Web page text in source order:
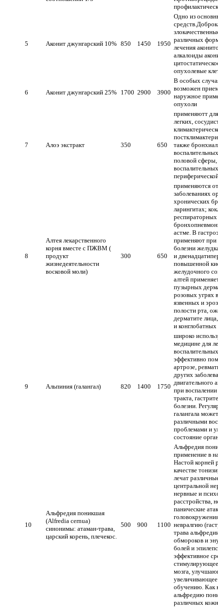
5 Аконит джунгарский 10% 850 1450 1950
Одно из
различных
лечения
алкалоиды
опухолевые
6 Аконит джунгарский 25% 1700 2900 3900
В особых
возможен
наружное
опухоли
7 Алоэ экстракт 350 650
применяютт
легких,
также
половой
8
Алтея лекарственного
корня вместе с ПЖВМ (
продукт
жизнедеятельности
восковой моли)
300 650
применяются
заболеваниях
хронических
ларингитах;
респираторных
астме. В
применяют при
болезни
и
повышенной
желудочного
алтей
пузырных
розовых угрях
язвенных и
полости рта,
дерматите
и конглобатных
9 Альпиния (галангал) 820 1400 1750
широко
медицине для
эффективно
артрозе,
других
двигательного
при
тракта,
болезни.
галангала
различными
проблемами и
состояние
10
Альфредия поникшая
(Alfredia cernua)
синонимы: атаман-трава,
царский корень, плечекос.
500 900 1100
Альфредия
применение в
Настой корней
качестве
лечат
центральной
нервные и
расстройства,
панические
невралгию
трава
обмороков и
болей и
эффективное
мозга,
обучению. Как
альфредию
различных